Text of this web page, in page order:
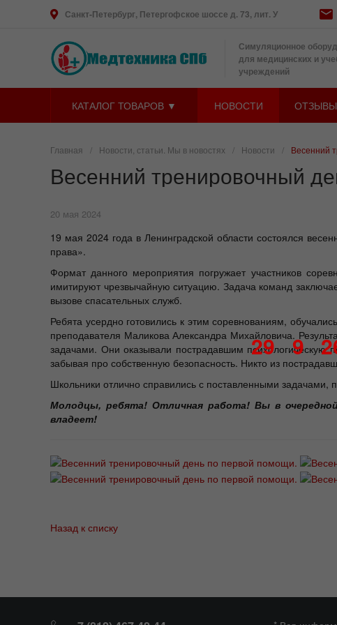
Санкт-Петербург, Петергофское шоссе д. 73, лит. У
Симуляционное
для медицинских и
учреждений
КАТАЛОГ ТОВАРОВ ▼ НОВОСТИ ОТЗЫВЫ
Главная / Новости, статьи. Мы в новостях / Новости / Весенний
Весенний тренировочный
20 мая 2024
19 мая 2024 года в Ленинградской области состоялся
права».
Формат данного мероприятия погружает участников
имитируют чрезвычайную ситуацию. Задача команд
вызове спасательных служб.
Ребята усердно готовились к этим соревнованиям,
преподавателя Маликова Александра Михайловича.
задачами. Они оказывали пострадавшим психологическую
забывая про собственную безопасность. Никто из
Школьники отлично справились с поставленными
Молодцы, ребята! Отличная работа! Вы в
владеет!
Назад к списку
29 9